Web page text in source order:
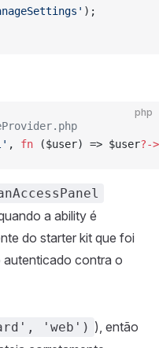
);
php
, fn ($user) => $user?->
a ability é
do starter kit que foi
autenticado contra o
'web') ), então